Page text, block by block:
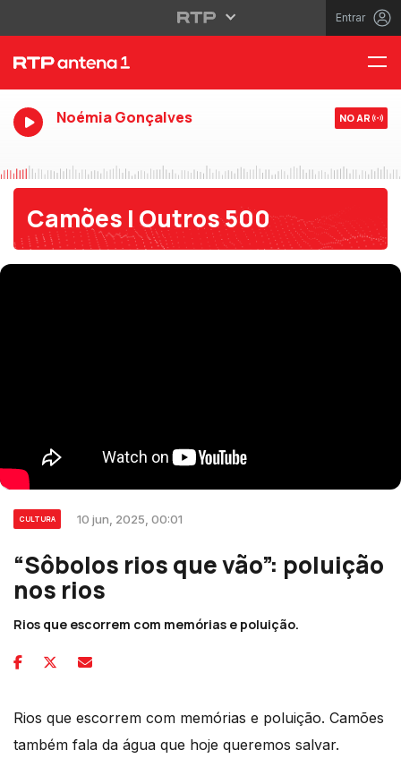
Entrar
Noémia Gonçalves NO AR
Camões | Outros 500
CULTURA 10 jun, 2025, 00:01
“Sôbolos rios que vão”: poluição
nos rios
Rios que escorrem com memórias e poluição.
Rios que escorrem com memórias e poluição. Camões
também fala da água que hoje queremos salvar.